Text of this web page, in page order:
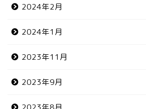
2024年2月
2024年1月
2023年11月
2023年9月